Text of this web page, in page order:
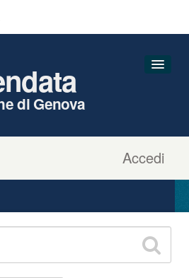
Accedi
di Genova